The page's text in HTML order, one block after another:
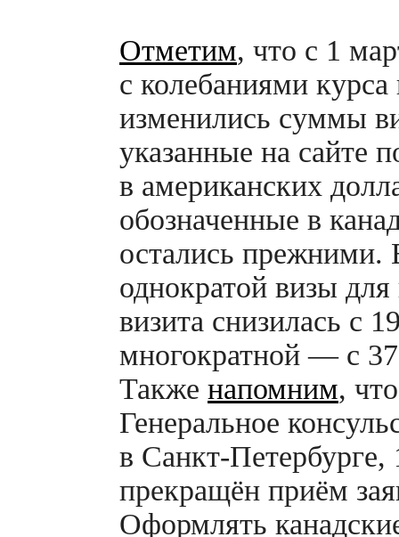
Отметим, что с 1
с колебаниями курса
изменились суммы
указанные на сайте
в американских
обозначенные в
остались прежними.
однократой визы
визита снизилась с
многократной — с
Также напомним,
Генеральное
в Санкт-Петербурге,
прекращён приём
Оформлять